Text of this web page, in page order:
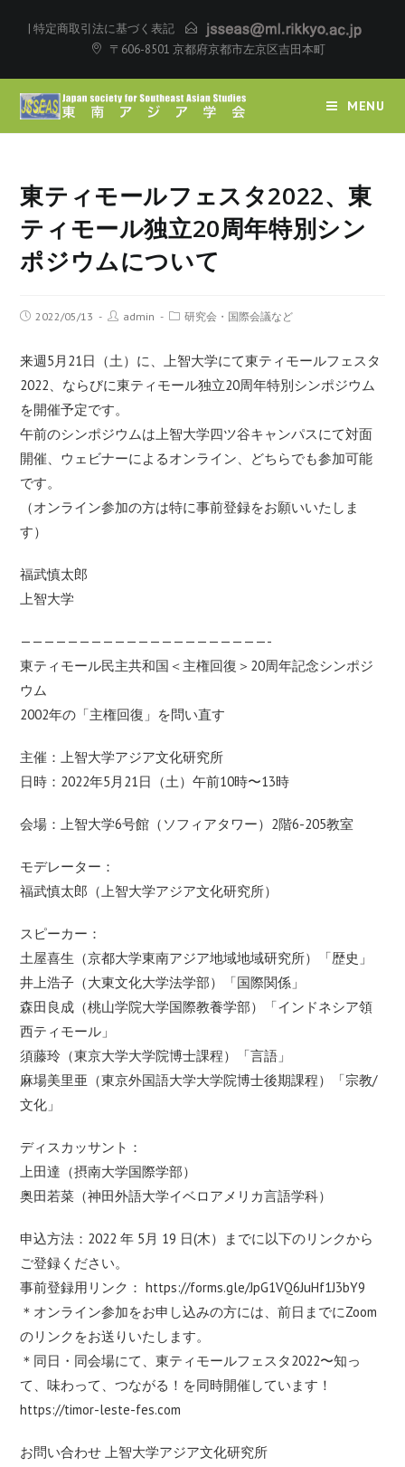
| 特定商取引法に基づく表記
〒606-8501 京都府京都市左京区吉田本町
MENU
東ティモールフェスタ2022、東
ティモール独立20周年特別シン
ポジウムについて
2022/05/13 admin 研究会・国際会議など
来週5月21日（土）に、上智大学にて東ティモールフェスタ
2022、ならびに東ティモール独立20周年特別シンポジウム
を開催予定です。
午前のシンポジウムは上智大学四ツ谷キャンパスにて対面
開催、ウェビナーによるオンライン、どちらでも参加可能
です。
（オンライン参加の方は特に事前登録をお願いいたしま
す）
福武慎太郎
上智大学
—————————————————————-
東ティモール民主共和国＜主権回復＞20周年記念シンポジ
ウム
2002年の「主権回復」を問い直す
主催：上智大学アジア文化研究所
日時：2022年5月21日（土）午前10時〜13時
会場：上智大学6号館（ソフィアタワー）2階6-205教室
モデレーター：
福武慎太郎（上智大学アジア文化研究所）
スピーカー：
土屋喜生（京都大学東南アジア地域地域研究所）「歴史」
井上浩子（大東文化大学法学部）「国際関係」
森田良成（桃山学院大学国際教養学部）「インドネシア領
西ティモール」
須藤玲（東京大学大学院博士課程）「言語」
麻場美里亜（東京外国語大学大学院博士後期課程）「宗教/
文化」
ディスカッサント：
上田達（摂南大学国際学部）
奥田若菜（神田外語大学イベロアメリカ言語学科）
申込方法：2022 年 5月 19 日(木）までに以下のリンクから
ご登録ください。
事前登録用リンク：https://forms.gle/JpG1VQ6JuHf1J3bY9
＊オンライン参加をお申し込みの方には、前日までにZoom
のリンクをお送りいたします。
＊同日・同会場にて、東ティモールフェスタ2022〜知っ
て、味わって、つながる！を同時開催しています！
https://timor-leste-fes.com
お問い合わせ 上智大学アジア文化研究所